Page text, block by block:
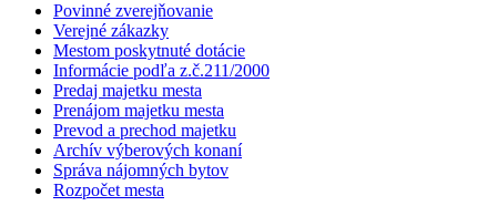
Povinné zverejňovanie
Verejné zákazky
Mestom poskytnuté dotácie
Informácie podľa z.č.211/2000
Predaj majetku mesta
Prenájom majetku mesta
Prevod a prechod majetku
Archív výberových konaní
Správa nájomných bytov
Rozpočet mesta